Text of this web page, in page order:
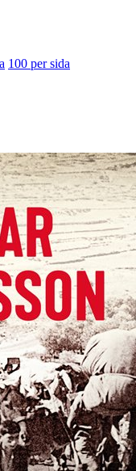
100 per sida